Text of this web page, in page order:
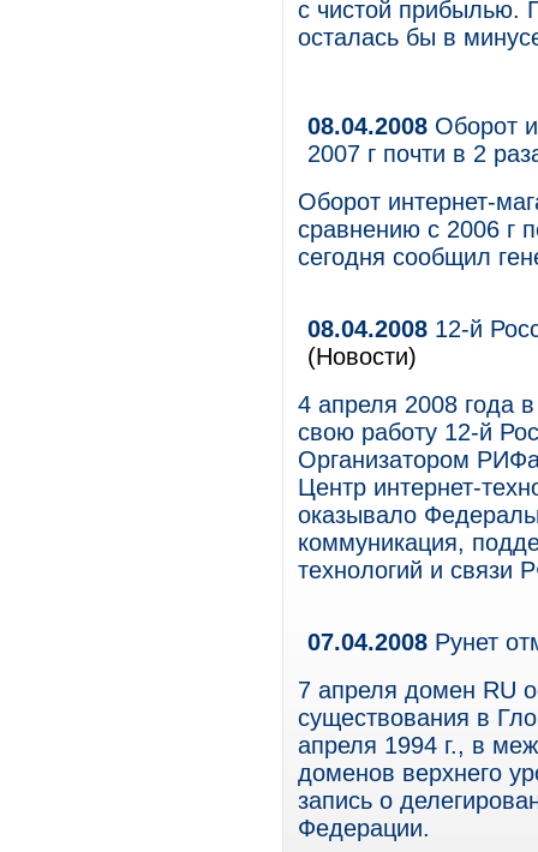
с чистой прибылью.
осталась бы в
08.04.2008 Оборот
2007 г почти в 2
Оборот интернет-
сравнению с 2006 г
сегодня сообщил
08.04.2008 12-й
(Новости)
4 апреля 2008 года
свою работу 12-й
Организатором
Центр интернет-
оказывало
коммуникация,
технологий и связи
07.04.2008 Рунет
7 апреля домен RU
существования в
апреля 1994 г., в
доменов верхнего
запись о
Федерации.